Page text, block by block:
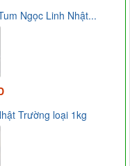
Ngọc Linh Nhật...
Trường loại 1kg